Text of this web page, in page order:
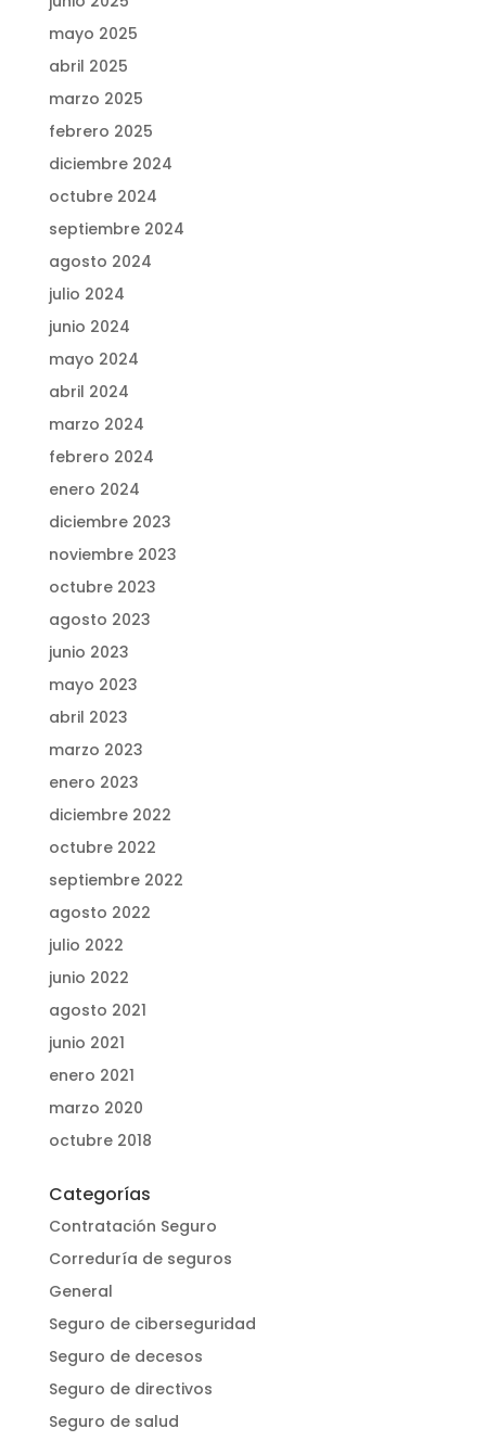
mayo 2025
abril 2025
marzo 2025
febrero 2025
diciembre 2024
octubre 2024
septiembre 2024
agosto 2024
julio 2024
junio 2024
mayo 2024
abril 2024
marzo 2024
febrero 2024
enero 2024
diciembre 2023
noviembre 2023
octubre 2023
agosto 2023
junio 2023
mayo 2023
abril 2023
marzo 2023
enero 2023
diciembre 2022
octubre 2022
septiembre 2022
agosto 2022
julio 2022
junio 2022
agosto 2021
junio 2021
enero 2021
marzo 2020
octubre 2018
Categorías
Contratación Seguro
Correduría de seguros
General
Seguro de ciberseguridad
Seguro de decesos
Seguro de directivos
Seguro de salud